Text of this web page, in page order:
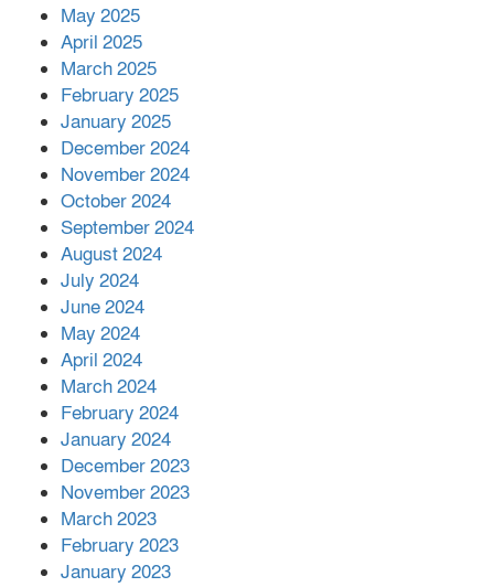
সহায়তা দিলেন সাচিং প্রু জেরী
May 2025
April 2025
March 2025
February 2025
January 2025
December 2024
November 2024
October 2024
September 2024
August 2024
July 2024
June 2024
May 2024
April 2024
March 2024
February 2024
January 2024
December 2023
November 2023
March 2023
February 2023
January 2023